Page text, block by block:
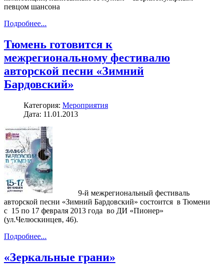
певцом шансона
Подробнее...
Тюмень готовится к
межрегиональному фестивалю
авторской песни «Зимний
Бардовский»
Категория: Мероприятия
Дата: 11.01.2013
9-й межрегиональный фестиваль
авторской песни «Зимний Бардовский» состоится в Тюмени
с 15 по 17 февраля 2013 года во ДИ «Пионер»
(ул.Челюскинцев, 46).
Подробнее...
«Зеркальные грани»